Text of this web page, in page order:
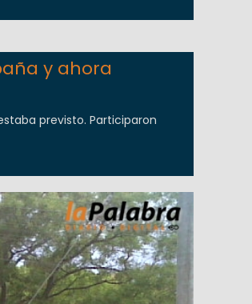
y ahora
previsto. Participaron